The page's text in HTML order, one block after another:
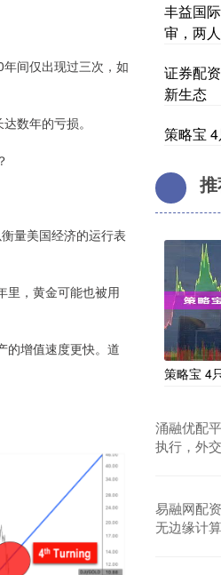
间仅出现过三次，如
数年的亏损。
量美国经济的运行表
，黄金可能也被用
增值速度更快。道
丰益国
审，两
证券配
新生态
策略宝
策略宝 4
涌融优配
执行，外
易融网配
无边缘计